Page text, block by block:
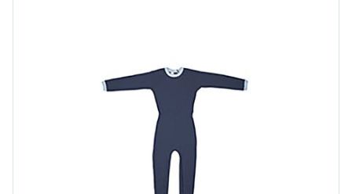
Kamertemperatuur (15°C -